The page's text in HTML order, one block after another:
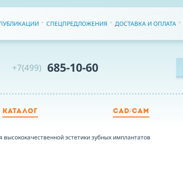
СПЕЦПРЕДЛОЖЕНИЯ ДОСТАВКА И ОПЛАТА
+7(499) 685-10-60
КАТАЛОГ CAD/CAM
эстетики зубных имплантатов